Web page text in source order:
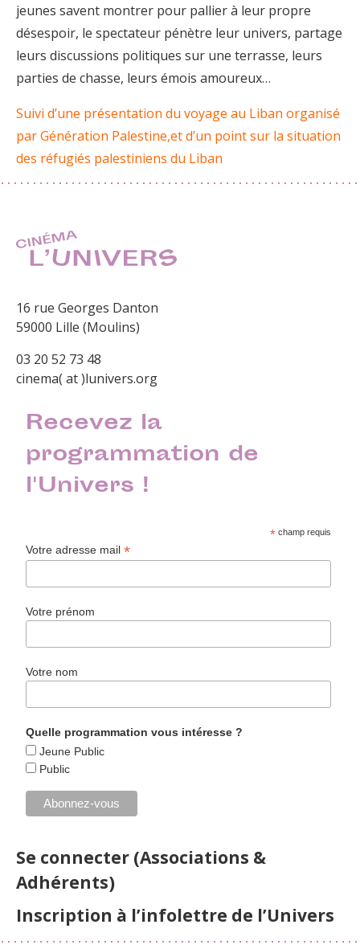
jeunes savent montrer pour pallier à leur propre
désespoir, le spectateur pénètre leur univers, partage
leurs discussions politiques sur une terrasse, leurs
parties de chasse, leurs émois amoureux…
Suivi d’une présentation du voyage au Liban organisé
par Génération Palestine,et d’un point sur la situation
des réfugiés palestiniens du Liban
16 rue Georges Danton
59000 Lille (Moulins)
03 20 52 73 48
cinema( at )lunivers.org
Recevez la
programmation de
l'Univers !
* champ requis
Votre adresse mail*
Votre prénom
Votre nom
Quelle programmation vous intéresse ?
Jeune Public
Public
Se connecter (Associations &
Adhérents)
Inscription à l’infolettre de l’Univers